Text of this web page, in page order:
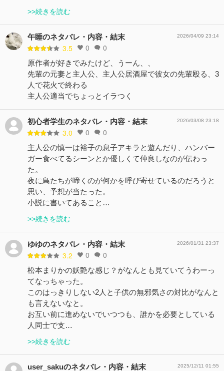
>>続きを読む
午睡のネタバレ・内容・結末
3.5 0 0
2026/04/09 23:14
原作者が好きでみたけど、うーん、、
先輩の元妻と主人公、主人公居酒屋で彼女の先輩殴る、3
人で花火で終わる
主人公適当でちょっとイラつく
初心者学生のネタバレ・内容・結末
3.0 0 0
2026/03/08 23:18
主人公の慎一は裕子の息子アキラと遊んだり、ハンバー
ガー食べてるシーンとか優しくて仲良しなのが伝わっ
た。
夜に鳥たちが啼くのが何かを呼び寄せているのだろうと
思い、予想が当たった。
小説に書いてあること…
>>続きを読む
ゆゆのネタバレ・内容・結末
3.2 0 0
2026/01/31 23:37
松本まりかの妖艶な感じ？がなんとも見ていてうわーっ
てなっちゃった。
このはっきりしない2人と子供の無邪気さの対比がなんと
も言えないなと。
お互い前に進めないでいつつも、誰かを必要としている
人同士で支…
>>続きを読む
user_sakuのネタバレ・内容・結末 2025/12/11 01:55